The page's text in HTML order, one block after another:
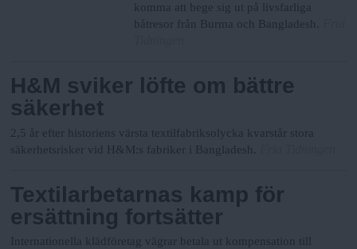
komma att bege sig ut på livsfarliga
båtresor från Burma och Bangladesh.
H&M sviker löfte om bättre
säkerhet
2,5 år efter historiens värsta textilfabriksolycka kvarstår stora
säkerhetsrisker vid H&M:s fabriker i Bangladesh.
Textilarbetarnas kamp för
ersättning fortsätter
Internationella klädföretag vägrar betala ut kompensation till